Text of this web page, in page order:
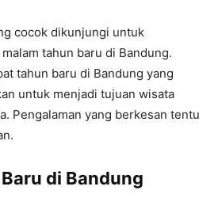
cocok dikunjungi untuk
tahun baru di Bandung.
tahun baru di Bandung yang
untuk menjadi tujuan wisata
Pengalaman yang berkesan tentu
di Bandung